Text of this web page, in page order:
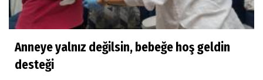
Anneye yalnız değilsin, bebeğe hoş geldin
desteği